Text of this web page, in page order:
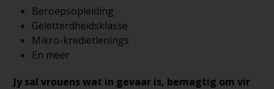
Beroepsopleiding
Geletterdheidsklasse
Mikro-kredietlenings
En meer
Jy sal vrouens wat in gevaar is, bemagtig om vir